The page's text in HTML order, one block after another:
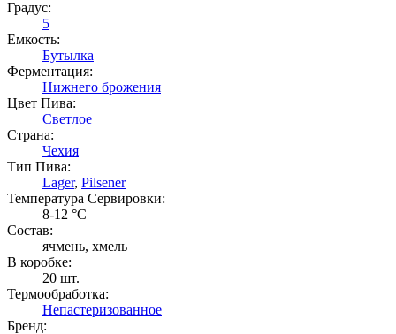
Градус:
5
Емкость:
Бутылка
Ферментация:
Нижнего брожения
Цвет Пива:
Светлое
Страна:
Чехия
Тип Пива:
Lager, Pilsener
Температура Cервировки:
8-12 °С
Состав:
ячмень, хмель
В коробке:
20 шт.
Термообработка:
Непастеризованное
Бренд: